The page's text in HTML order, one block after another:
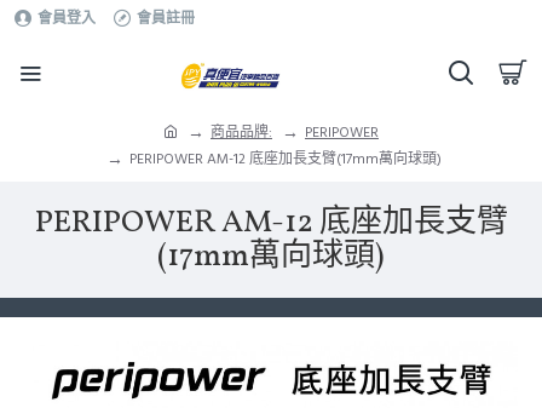
會員登入 會員註冊
商品品牌:
PERIPOWER
PERIPOWER AM-12 底座加長支臂(17mm萬向球頭)
PERIPOWER AM-12 底座加長支臂
(17mm萬向球頭)